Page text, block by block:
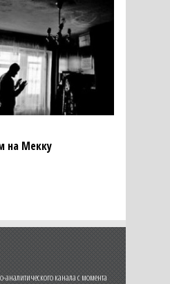
на Мекку
канала с момента